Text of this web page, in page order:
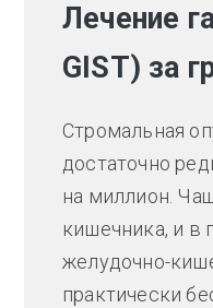
Лечение
GIST) за
Стромальная
достаточно
на миллион.
кишечника, и в
желудочно-
практически